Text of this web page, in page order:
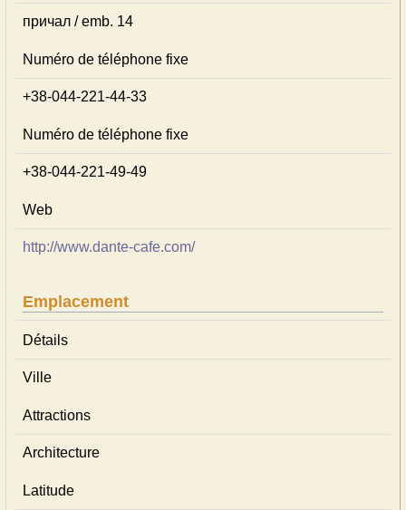
причал / emb. 14
Numéro de téléphone fixe
+38-044-221-44-33
Numéro de téléphone fixe
+38-044-221-49-49
Web
http://www.dante-cafe.com/
Emplacement
Détails
Ville
Attractions
Architecture
Latitude